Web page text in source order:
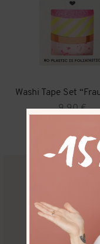
Washi Tape Set
9,90€
FRAU